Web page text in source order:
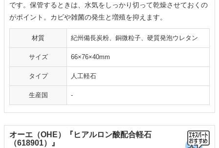
です。保管するときは、水気をしっかり切って乾燥させておくの
がポイント。カビや雑菌の発生と増殖を抑えます。
材質 紀州備長炭粉、銅微粒子、硬質発泡ウレタン
サイズ 66×76×40mm
タイプ 人工軽石
生産国 -
オーエ（OHE）『ヒアルロン酸配合軽石
（618901）』